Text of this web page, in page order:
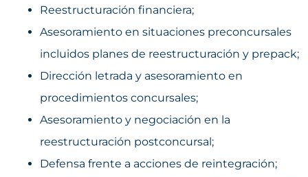
Reestructuración financiera;
Asesoramiento en situaciones preconcursales
incluidos planes de reestructuración y prepack;
Dirección letrada y asesoramiento en
procedimientos concursales;
Asesoramiento y negociación en la
reestructuración postconcursal;
Defensa frente a acciones de reintegración;